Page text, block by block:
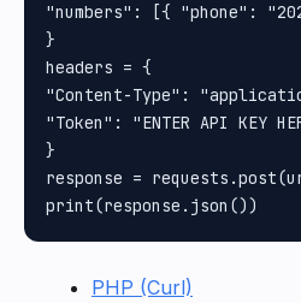
"numbers": [{ "phone":
}
headers = {
"Content-Type":
"Token": "ENTER API KEY
}
response =
PHP (Curl)